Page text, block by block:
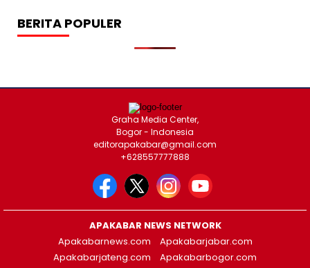
BERITA POPULER
Graha Media Center,
Bogor - Indonesia
editorapakabar@gmail.com
+628557777888
APAKABAR NEWS NETWORK
Apakabarnews.com
Apakabarjabar.com
Apakabarjateng.com
Apakabarbogor.com